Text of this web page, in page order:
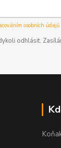
osobních údajů
odhlásit.